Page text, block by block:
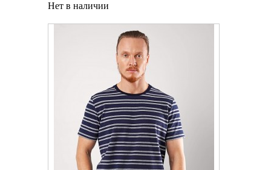
Нет в наличии